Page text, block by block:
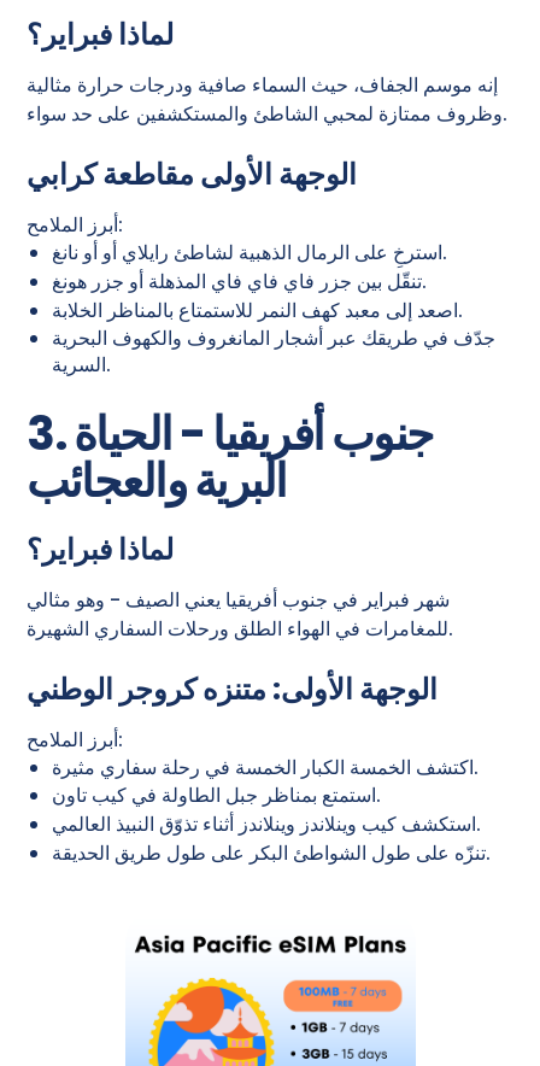
إنه موسم الجفاف، حيث السماء صافية ودرجات حرارة مثالية
وظروف ممتازة لمحبي الشاطئ والمستكشفين على حد سواء.
أبرز الملامح:
استرخِ على الرمال الذهبية لشاطئ رايلاي أو أو نانغ.
تنقّل بين جزر فاي فاي فاي المذهلة أو جزر هونغ.
اصعد إلى معبد كهف النمر للاستمتاع بالمناظر الخلابة.
جدّف في طريقك عبر أشجار المانغروف والكهوف البحرية
السرية.
3. جنوب أفريقيا - الحياة
شهر فبراير في جنوب أفريقيا يعني الصيف - وهو مثالي
للمغامرات في الهواء الطلق ورحلات السفاري الشهيرة.
أبرز الملامح:
اكتشف الخمسة الكبار الخمسة في رحلة سفاري مثيرة.
استمتع بمناظر جبل الطاولة في كيب تاون.
استكشف كيب وينلاندز وينلاندز أثناء تذوّق النبيذ العالمي.
تنزّه على طول الشواطئ البكر على طول طريق الحديقة.